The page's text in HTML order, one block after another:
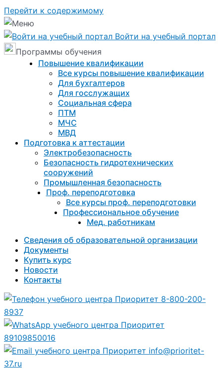
Перейти к содержимому
Войти на учебный портал
Программы обучения
Повышение квалификации
Все курсы повышение квалификации
Для бухгалтеров
Для госслужащих
Социальная сфера
ПТМ
МЧС
МВД
Подготовка к aттестации
Электробезопасность
Безопасность гидротехнических
сооружений
Промышленная безопасность
Проф. переподготовка
Все курсы проф. переподготовки
Профессиональное обучение
Мед. работникам
Сведения об образовательной организации
Документы
Купить курс
Новости
Контакты
8-800-200-
8937
89109850016
info@prioritet-
37.ru